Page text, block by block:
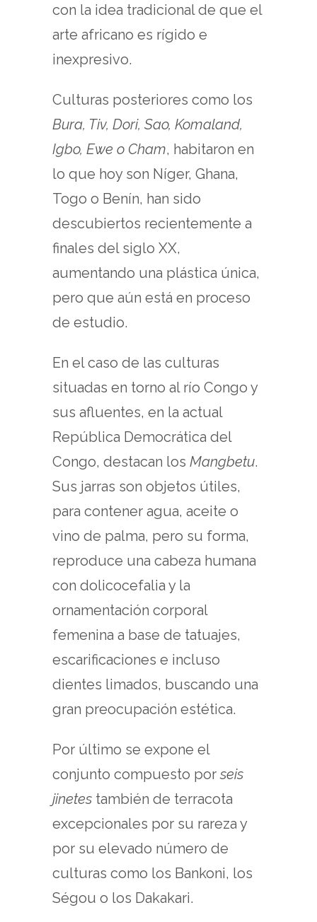
con la idea tradicional de que el
arte africano es rígido e
inexpresivo.
Culturas posteriores como los
Bura, Tiv, Dori, Sao, Komaland,
Igbo, Ewe o Cham, habitaron en
lo que hoy son Níger, Ghana,
Togo o Benín, han sido
descubiertos recientemente a
finales del siglo XX,
aumentando una plástica única,
pero que aún está en proceso
de estudio.
En el caso de las culturas
situadas en torno al río Congo y
sus afluentes, en la actual
República Democrática del
Congo, destacan los Mangbetu.
Sus jarras son objetos útiles,
para contener agua, aceite o
vino de palma, pero su forma,
reproduce una cabeza humana
con dolicocefalia y la
ornamentación corporal
femenina a base de tatuajes,
escarificaciones e incluso
dientes limados, buscando una
gran preocupación estética.
Por último se expone el
conjunto compuesto porseis
jinetes también de terracota
excepcionales por su rareza y
por su elevado número de
culturas como los Bankoni, los
Ségou o los Dakakari.